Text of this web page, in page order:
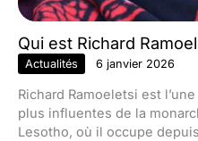
Qui est Richard
Actualités 6 janvier 2026
Richard Ramoeletsi est
plus influentes de la
Lesotho, où il occupe